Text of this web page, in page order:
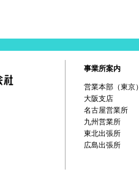
事業所案内
営業本部（東京）
大阪支店
名古屋営業所
九州営業所
東北出張所
広島出張所